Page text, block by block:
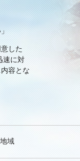
した
速に対
容とな
域